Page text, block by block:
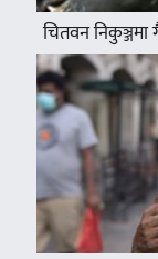
चितवन